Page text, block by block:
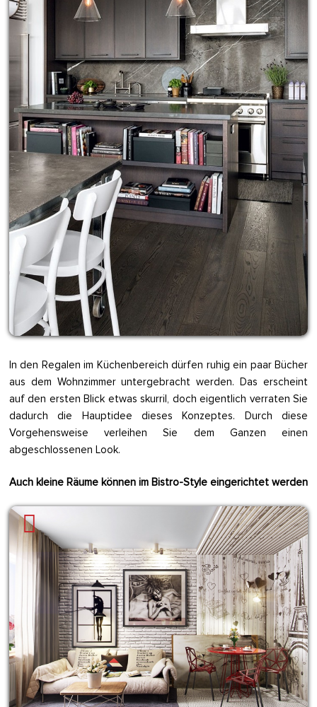
In den Regalen im Küchenbereich dürfen ruhig ein paar Bücher
aus dem Wohnzimmer untergebracht werden. Das erscheint
auf den ersten Blick etwas skurril, doch eigentlich verraten Sie
dadurch die Hauptidee dieses Konzeptes. Durch diese
Vorgehensweise verleihen Sie dem Ganzen einen
abgeschlossenen Look.
Auch kleine Räume können im Bistro-Style eingerichtet werden